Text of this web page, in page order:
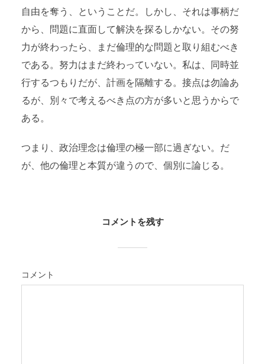
自由を奪う、ということだ。しかし、それは事柄だ
から、問題に直面して解決を探るしかない。その努
力が終わったら、まだ倫理的な問題と取り組むべき
である。努力はまだ終わっていない。私は、同時並
行するつもりだが、計画を隔離する。接点は勿論あ
るが、別々で考えるべき点の方が多いと思うからで
ある。
つまり、政治理念は倫理の極一部に過ぎない。だ
が、他の倫理と本質が違うので、個別に論じる。
コメントを残す
コメント